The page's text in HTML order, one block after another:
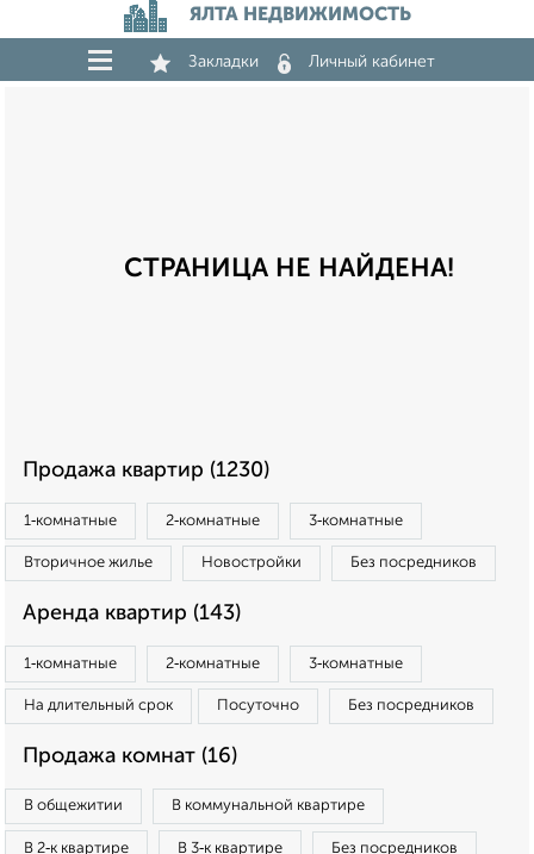
ЯЛТА НЕДВИЖИМОСТЬ
Закладки Личный кабинет
СТРАНИЦА НЕ НАЙДЕНА!
Продажа квартир (1230)
1‑комнатные 2‑комнатные 3‑комнатные
Вторичное жилье Новостройки Без посредников
Аренда квартир (143)
1‑комнатные 2‑комнатные 3‑комнатные
На длительный срок Посуточно Без посредников
Продажа комнат (16)
В общежитии В коммунальной квартире
В 2‑к квартире В 3‑к квартире Без посредников